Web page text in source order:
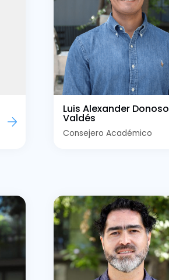
Luis Alexander Donoso
Valdés
Consejero Académico